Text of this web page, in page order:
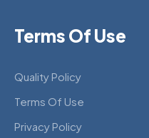
Terms Of Use
Quality Policy
Terms Of Use
Privacy Policy